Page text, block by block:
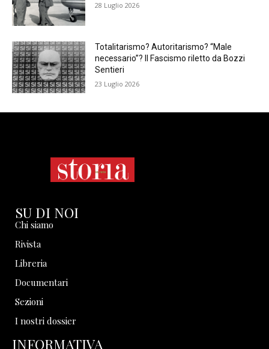
28 Luglio 2026
Totalitarismo? Autoritarismo? “Male
necessario”? Il Fascismo riletto da Bozzi
Sentieri
23 Luglio 2026
SU DI NOI
Chi siamo
Rivista
Libreria
Documentari
Sezioni
I nostri dossier
INFORMATIVA